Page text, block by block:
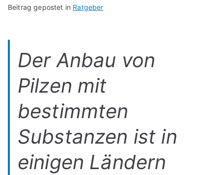
Beitrag gepostet in Ratgeber
Der Anbau von
Pilzen mit
bestimmten
Substanzen ist in
einigen Ländern